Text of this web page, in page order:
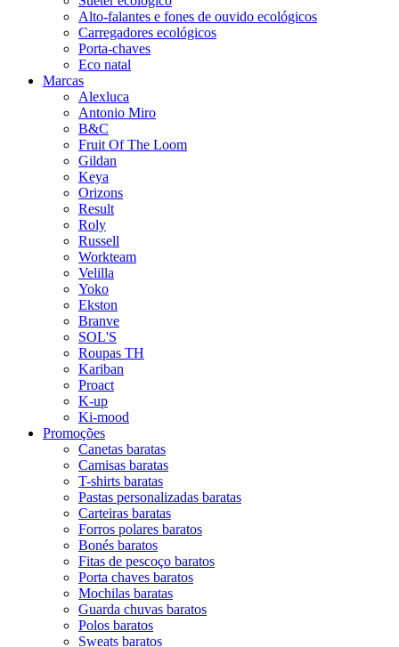
Alto-falantes e fones de ouvido ecológicos
Carregadores ecológicos
Porta-chaves
Eco natal
Marcas
Alexluca
Antonio Miro
B&C
Fruit Of The Loom
Gildan
Keya
Orizons
Result
Roly
Russell
Workteam
Velilla
Yoko
Ekston
Branve
SOL'S
Roupas TH
Kariban
Proact
K-up
Ki-mood
Promoções
Canetas baratas
Camisas baratas
T-shirts baratas
Pastas personalizadas baratas
Carteiras baratas
Forros polares baratos
Bonés baratos
Fitas de pescoço baratos
Porta chaves baratos
Mochilas baratas
Guarda chuvas baratos
Polos baratos
Sweats baratos